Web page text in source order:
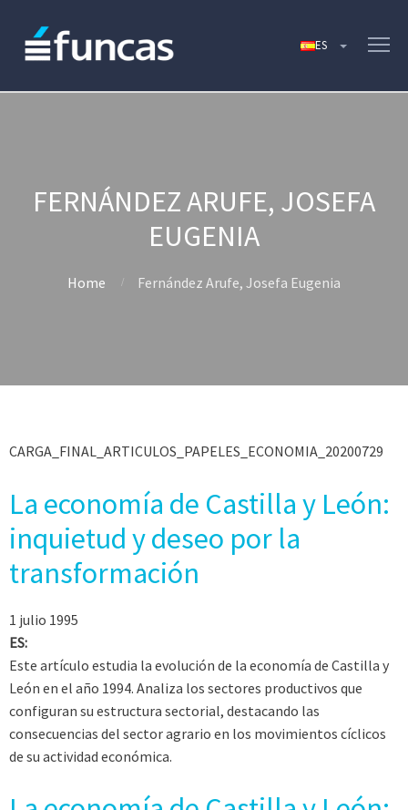
FERNÁNDEZ ARUFE, JOSEFA
EUGENIA
Home Fernández Arufe, Josefa Eugenia
CARGA_FINAL_ARTICULOS_PAPELES_ECONOMIA_20200729
La economía de Castilla y León:
inquietud y deseo por la
transformación
1 julio 1995
ES:
Este artículo estudia la evolución de la economía de Castilla y
León en el año 1994. Analiza los sectores productivos que
configuran su estructura sectorial, destacando las
consecuencias del sector agrario en los movimientos cíclicos
de su actividad económica.